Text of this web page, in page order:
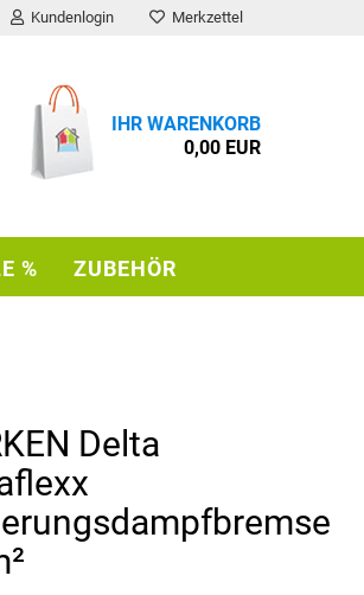
Kundenlogin Merkzettel
IHR WARENKORB
0,00 EUR
% ZUBEHÖR
Delta